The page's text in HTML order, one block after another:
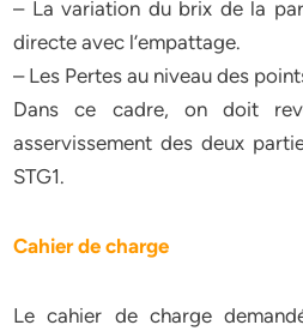
– La variation du brix de la
directe avec l’empattage.
– Les Pertes au niveau des
Dans ce cadre, on doit
asservissement des deux
STG1.
Cahier de charge
Le cahier de charge